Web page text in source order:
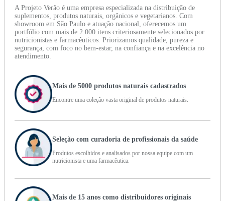
A Projeto Verão é uma empresa especializada na distribuição de
suplementos, produtos naturais, orgânicos e vegetarianos. Com
showroom em São Paulo e atuação nacional, oferecemos um
portfólio com mais de 2.000 itens criteriosamente selecionados por
nutricionistas e farmacêuticos. Priorizamos qualidade, pureza e
segurança, com foco no bem-estar, na confiança e na excelência no
atendimento.
Mais de 5000 produtos naturais cadastrados
Encontre uma coleção vasta original de produtos naturais.
Seleção com curadoria de profissionais da saúde
Produtos escolhidos e analisados por nossa equipe com um
nutricionista e uma farmacêutica.
Mais de 15 anos como distribuidores originais